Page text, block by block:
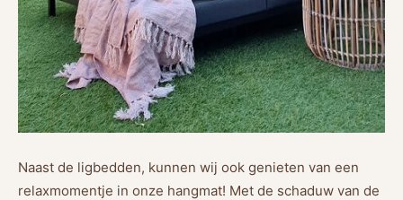
Naast de ligbedden, kunnen wij ook genieten van een
relaxmomentje in onze hangmat! Met de schaduw van de